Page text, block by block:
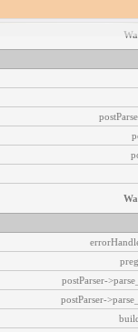
postParser-
postParser-